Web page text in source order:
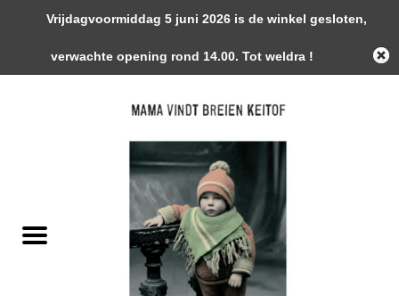
0 Artikelen - €0,00
Handwerk Toebehoren
Magazines / Patronen / Boeken
Vrijdagvoormiddag 5 juni 2026 is de winkel gesloten,
verwachte opening rond 14.00. Tot weldra !